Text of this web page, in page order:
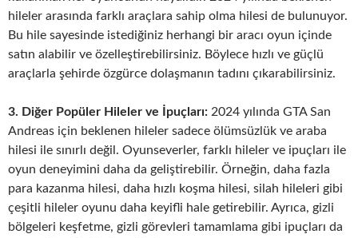
hileler arasında farklı araçlara sahip olma hilesi de bulunuyor.
Bu hile sayesinde istediğiniz herhangi bir aracı oyun içinde
satın alabilir ve özelleştirebilirsiniz. Böylece hızlı ve güçlü
araçlarla şehirde özgürce dolaşmanın tadını çıkarabilirsiniz.
3. Diğer Popüler Hileler ve İpuçları: 2024 yılında GTA San
Andreas için beklenen hileler sadece ölümsüzlük ve araba
hilesi ile sınırlı değil. Oyunseverler, farklı hileler ve ipuçları ile
oyun deneyimini daha da geliştirebilir. Örneğin, daha fazla
para kazanma hilesi, daha hızlı koşma hilesi, silah hileleri gibi
çeşitli hileler oyunu daha keyifli hale getirebilir. Ayrıca, gizli
bölgeleri keşfetme, gizli görevleri tamamlama gibi ipuçları da